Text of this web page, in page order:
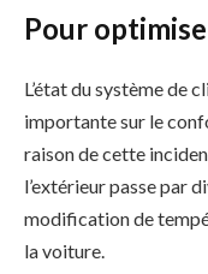
Pour
L’état du système de
importante sur le
raison de cette
l’extérieur passe par
modification de
la voiture.